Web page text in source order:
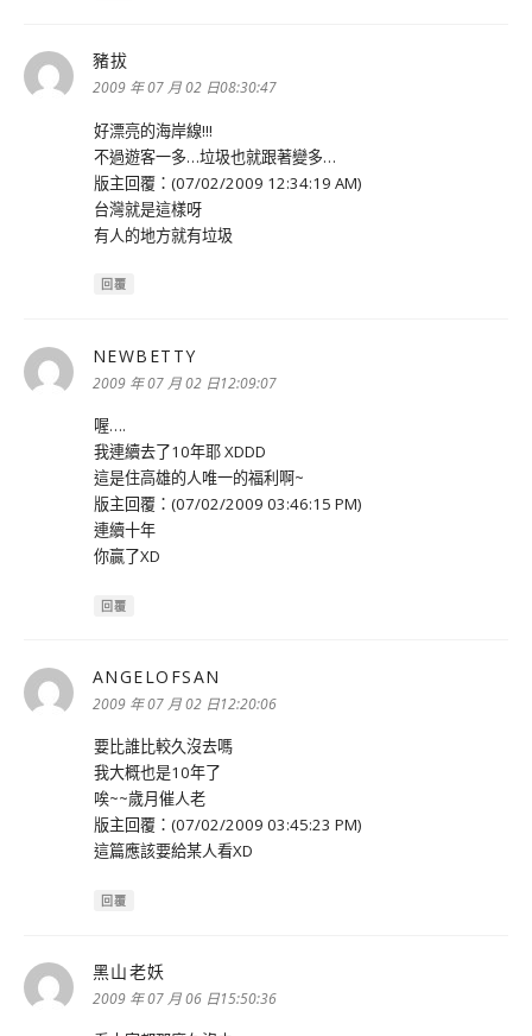
豬拔
示:
2009 年 07 月 02 日08:30:47
好漂亮的海岸線!!!
不過遊客一多…垃圾也就跟著變多…
版主回覆：(07/02/2009 12:34:19 AM)
台灣就是這樣呀
有人的地方就有垃圾
回覆
NEWBETTY
示:
2009 年 07 月 02 日12:09:07
喔….
我連續去了10年耶 XDDD
這是住高雄的人唯一的福利啊~
版主回覆：(07/02/2009 03:46:15 PM)
連續十年
你贏了XD
回覆
ANGELOFSAN
示:
2009 年 07 月 02 日12:20:06
要比誰比較久沒去嗎
我大概也是10年了
唉~~歲月催人老
版主回覆：(07/02/2009 03:45:23 PM)
這篇應該要給某人看XD
回覆
黑山老妖
示:
2009 年 07 月 06 日15:50:36